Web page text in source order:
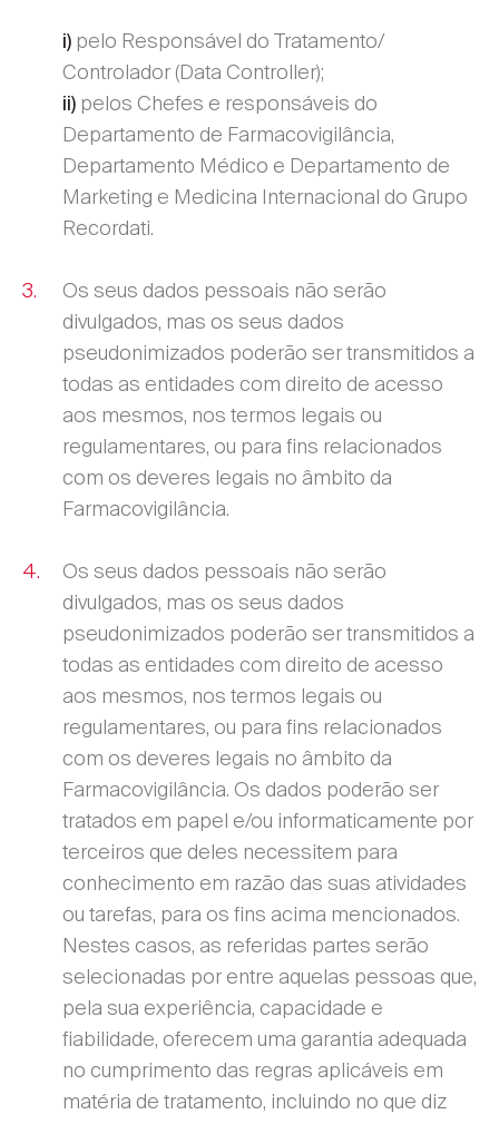
i) pelo Responsável do Tratamento/
Controlador (Data Controller);
ii) pelos Chefes e responsáveis do
Departamento de Farmacovigilância,
Departamento Médico e Departamento de
Marketing e Medicina Internacional do Grupo
Recordati.
Os seus dados pessoais não serão
divulgados, mas os seus dados
pseudonimizados poderão ser transmitidos a
todas as entidades com direito de acesso
aos mesmos, nos termos legais ou
regulamentares, ou para fins relacionados
com os deveres legais no âmbito da
Farmacovigilância.
Os seus dados pessoais não serão
divulgados, mas os seus dados
pseudonimizados poderão ser transmitidos a
todas as entidades com direito de acesso
aos mesmos, nos termos legais ou
regulamentares, ou para fins relacionados
com os deveres legais no âmbito da
Farmacovigilância. Os dados poderão ser
tratados em papel e/ou informaticamente por
terceiros que deles necessitem para
conhecimento em razão das suas atividades
ou tarefas, para os fins acima mencionados.
Nestes casos, as referidas partes serão
selecionadas por entre aquelas pessoas que,
pela sua experiência, capacidade e
fiabilidade, oferecem uma garantia adequada
no cumprimento das regras aplicáveis em
matéria de tratamento, incluindo no que diz